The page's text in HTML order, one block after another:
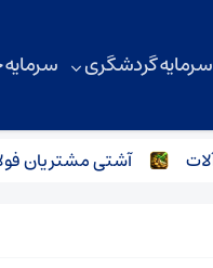
سرمایه گردشگری
آشتی مشتریان فولادی